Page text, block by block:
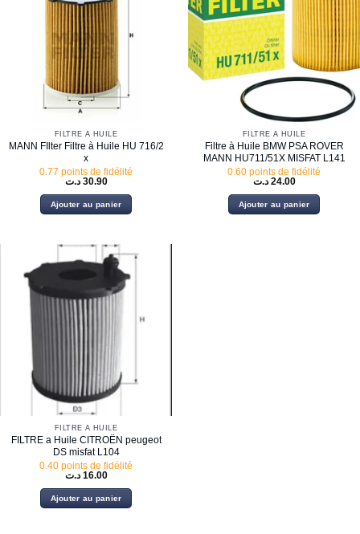
FILTRE À HUILE
MANN FIlter Filtre à Huile HU 716/2
x
0.77 points de fidélité
30.90 د.ت
Ajouter au panier
FILTRE À HUILE
Filtre à Huile BMW PSA ROVER
MANN HU711/51X MISFAT L141
0.60 points de fidélité
24.00 د.ت
Ajouter au panier
FILTRE À HUILE
FILTRE a Huile CITROËN peugeot
DS misfat L104
0.40 points de fidélité
16.00 د.ت
Ajouter au panier